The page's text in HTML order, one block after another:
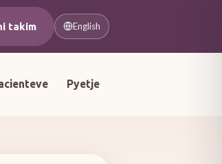
takim English
Pyetje